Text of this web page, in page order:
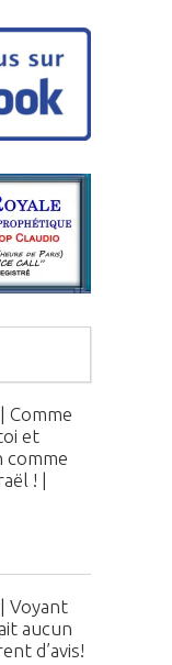
Comme
et
comme
! |
Voyant
aucun
d’avis!